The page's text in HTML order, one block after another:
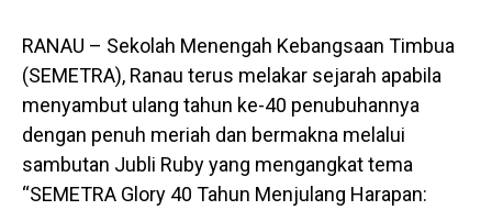
RANAU – Sekolah Menengah Kebangsaan Timbua
(SEMETRA), Ranau terus melakar sejarah apabila
menyambut ulang tahun ke-40 penubuhannya
dengan penuh meriah dan bermakna melalui
sambutan Jubli Ruby yang mengangkat tema
“SEMETRA Glory 40 Tahun Menjulang Harapan: